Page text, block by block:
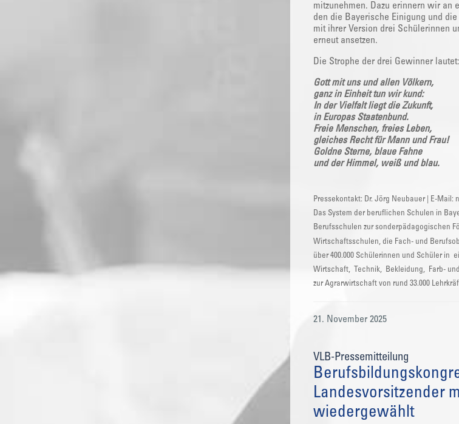
mitzunehmen. Dazu erinnern wir an
den die Bayerische Einigung und
mit ihrer Version drei Schülerinnen
erneut ansetzen.
Die Strophe der drei Gewinner lautet:
Gott mit uns und allen Völkern,
ganz in Einheit tun wir kund:
In der Vielfalt liegt die Zukunft,
in Europas Staatenbund.
Freie Menschen, freies Leben,
gleiches Recht für Mann und Frau!
Goldne Sterne, blaue Fahne
und der Himmel, weiß und blau.
Pressekontakt: Dr. Jörg Neubauer | E-Mail:
Das System der beruflichen Schulen in
Berufsschulen zur sonderpädagogischen
Wirtschaftsschulen, die Fach- und
über 400.000 Schülerinnen und Schüler
Wirtschaft, Technik, Bekleidung, Farb-
zur Agrarwirtschaft von rund 33.000
21. November 2025
VLB-Pressemitteilung
Landesvorsitzender
wiedergewählt